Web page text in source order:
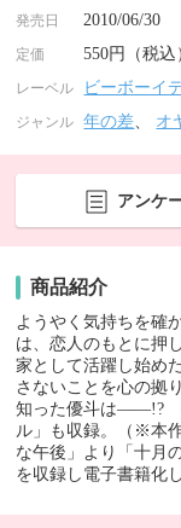
発売日 2010/06/30
定価 550円（税込
レーベル ビーボーイ
ジャンル 年の差、 オ
アンケ
商品紹介
ようやく気持ちを確
は、恋人のもとに押
家として活躍し始め
さないことを心の拠
知った優斗は――!?
ル」も収録。（※本
な午後」より「十月
を収録し電子書籍化